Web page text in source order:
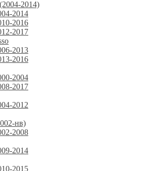
2014)
2014
2016
2017
2013
2016
2004
2017
2012
нв)
2008
2014
2015